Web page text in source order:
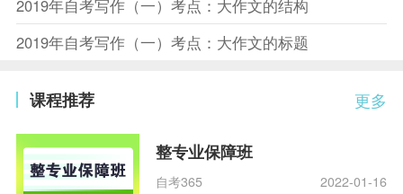
2019年自考写作（一）考点：大作文的结构
2019年自考写作（一）考点：大作文的标题
更多
课程推荐
整专业保障班
自考365 2022-01-16